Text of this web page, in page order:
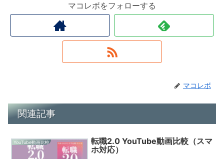
マコレボをフォローする
マコレボ
関連記事
YouTube動画比較
転職2.0 YouTube動画比較（スマ
ホ対応）